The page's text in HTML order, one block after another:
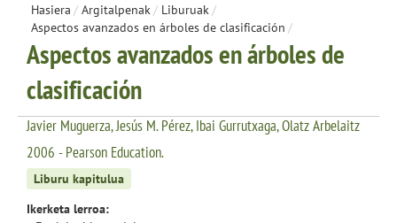
Hasiera / Argitalpenak/ Liburuak/
Aspectos avanzados en árboles de clasificación /
Aspectos avanzados en árboles de
clasificación
Javier Muguerza, Jesús M. Pérez, Ibai Gurrutxaga, Olatz Arbelaitz
2006 - Pearson Education.
Liburu kapitulua
Ikerketa lerroa: